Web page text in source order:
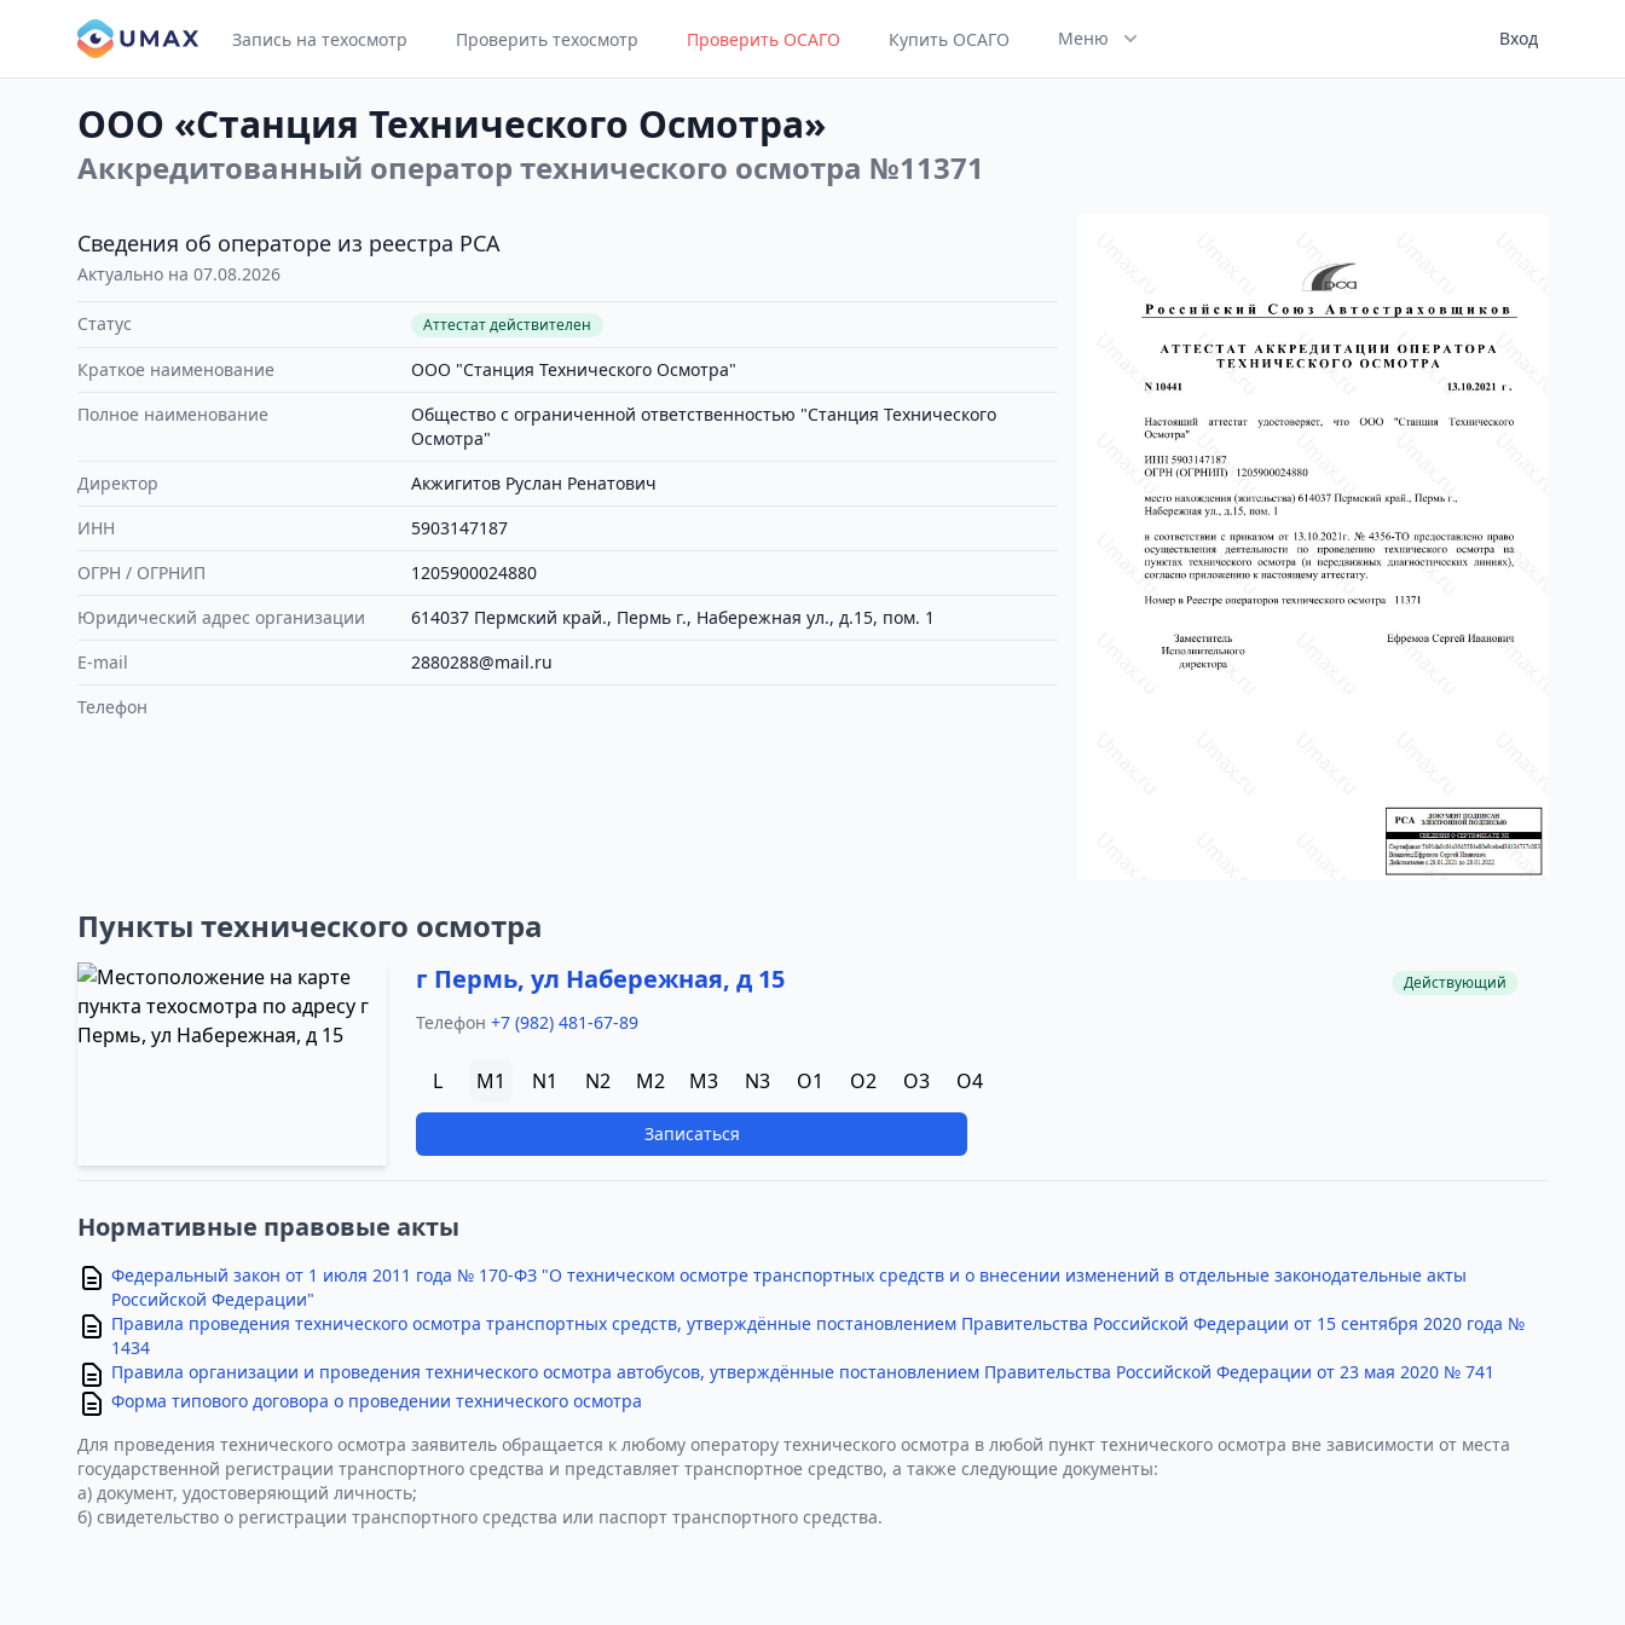
Запись на техосмотр Проверить техосмотр Проверить ОСАГО Купить ОСАГО Меню Вход
ООО «Станция Технического Осмотра»
Аккредитованный оператор технического осмотра №11371
Сведения об операторе из реестра РСА
Актуально на 07.08.2026
Статус Аттестат действителен
Краткое наименование
ООО "Станция Технического Осмотра"
Полное наименование
Общество с ограниченной ответственностью "Станция Технического
Осмотра"
Директор
Акжигитов Руслан Ренатович
ИНН
5903147187
ОГРН / ОГРНИП
1205900024880
Юридический адрес организации
614037 Пермский край., Пермь г., Набережная ул., д.15, пом. 1
E-mail
2880288@mail.ru
Телефон
Пункты технического осмотра
г Пермь, ул Набережная, д 15 Действующий
Телефон +7 (982) 481-67-89
L M1 N1 N2 M2 M3 N3 O1 O2 O3 O4
Записаться
Нормативные правовые акты
Федеральный закон от 1 июля 2011 года № 170-ФЗ "О техническом осмотре транспортных средств и о внесении изменений в отдельные законодательные акты
Российской Федерации"
Правила проведения технического осмотра транспортных средств, утверждённые постановлением Правительства Российской Федерации от 15 сентября 2020 года №
1434
Правила организации и проведения технического осмотра автобусов, утверждённые постановлением Правительства Российской Федерации от 23 мая 2020 № 741
Форма типового договора о проведении технического осмотра
Для проведения технического осмотра заявитель обращается к любому оператору технического осмотра в любой пункт технического осмотра вне зависимости от места
государственной регистрации транспортного средства и представляет транспортное средство, а также следующие документы:
а) документ, удостоверяющий личность;
б) свидетельство о регистрации транспортного средства или паспорт транспортного средства.